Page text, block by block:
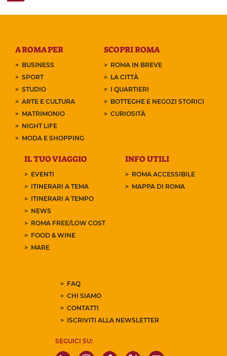
A ROMA PER
BUSINESS
SPORT
STUDIO
ARTE E CULTURA
MATRIMONIO
NIGHT LIFE
MODA E SHOPPING
SCOPRI ROMA
ROMA IN BREVE
LA CITTÀ
I QUARTIERI
BOTTEGHE E NEGOZI STORICI
CURIOSITÀ
IL TUO VIAGGIO
EVENTI
ITINERARI A TEMA
ITINERARI A TEMPO
NEWS
ROMA FREE/LOW COST
FOOD & WINE
MARE
INFO UTILI
ROMA ACCESSIBILE
MAPPA DI ROMA
FAQ
CHI SIAMO
CONTATTI
ISCRIVITI ALLA NEWSLETTER
SEGUICI SU: